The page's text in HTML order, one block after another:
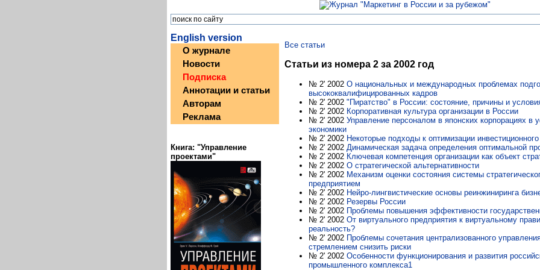
English version
О журнале
Новости
Подписка
Аннотации и статьи
Авторам
Реклама
Книга: "Управление
проектами"
Все статьи
Статьи из номера 2 за 2002 год
№ 2' 2002 О национальных и международных проблемах
высококвалифицированных кадров
№ 2' 2002 "Пиратство" в России: состояние, причины и
№ 2' 2002 Корпоративная культура организации в России
№ 2' 2002 Управление персоналом в японских корпорациях в
экономики
№ 2' 2002 Некоторые подходы к оптимизации
№ 2' 2002 Динамическая задача определения оптимальной
№ 2' 2002 Ключевая компетенция организации как объект
№ 2' 2002 О стратегической альтернативности
№ 2' 2002 Механизм оценки состояния системы
предприятием
№ 2' 2002 Нейро-лингвистические основы реинжиниринга
№ 2' 2002 Резервы России
№ 2' 2002 Проблемы повышения эффективности
№ 2' 2002 От виртуального предприятия к виртуальному
реальность?
№ 2' 2002 Проблемы сочетания централизованного
стремлением снизить риски
№ 2' 2002 Особенности функционирования и развития
промышленного комплекса1